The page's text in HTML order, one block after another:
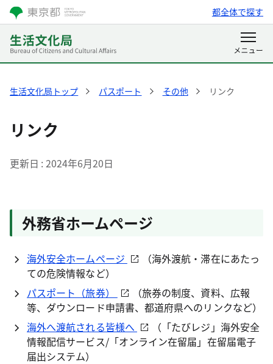
都全体で探す
生活文化局トップ パスポート その他 リンク
リンク
更新日 2024年6月20日
外務省ホームページ
海外安全ホームページ
（海外渡航・滞在にあたっ
ての危険情報など）
パスポート（旅券）
（旅券の制度、資料、広報
等、ダウンロード申請書、都道府県へのリンクなど）
海外へ渡航される皆様へ
（「たびレジ」海外安全
情報配信サービス/「オンライン在留届」在留届電子
届出システム）